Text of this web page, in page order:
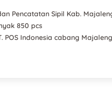
Pencatatan Sipil Kab.
850 pcs
POS Indonesia cabang